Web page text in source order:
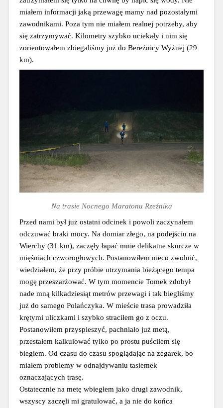
miałem informacji jaką przewagę mamy nad pozostałymi
zawodnikami. Poza tym nie miałem realnej potrzeby, aby
się zatrzymywać. Kilometry szybko uciekały i nim się
zorientowałem zbiegaliśmy już do Bereźnicy Wyżnej (29
km).
Na trasie Nocnego Maratonu Rzeźnika
Przed nami był już ostatni odcinek i powoli zaczynałem
odczuwać braki mocy. Na domiar złego, na podejściu na
Wierchy (31 km), zaczęły łapać mnie delikatne skurcze w
mięśniach czworogłowych. Postanowiłem nieco zwolnić,
wiedziałem, że przy próbie utrzymania bieżącego tempa
mogę przeszarżować. W tym momencie Tomek zdobył
nade mną kilkadziesiąt metrów przewagi i tak biegliśmy
już do samego Polańczyka. W mieście trasa prowadziła
krętymi uliczkami i szybko straciłem go z oczu.
Postanowiłem przyspieszyć, pachniało już metą,
przestałem kalkulować tylko po prostu puściłem się
biegiem. Od czasu do czasu spoglądając na zegarek, bo
miałem problemy w odnajdywaniu tasiemek
oznaczających trasę.
Ostatecznie na metę wbiegłem jako drugi zawodnik,
wszyscy zaczęli mi gratulować, a ja nie do końca